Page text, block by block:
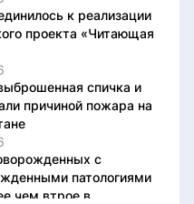
к реализации
проекта «Читающая
спичка и
причиной пожара на
с
патологиями
чем втрое в